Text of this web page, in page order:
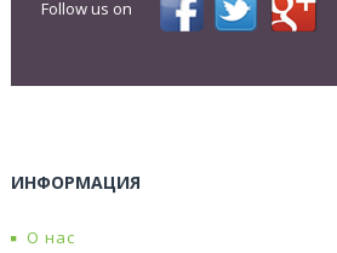
Follow us on
ИНФОРМАЦИЯ
О нас